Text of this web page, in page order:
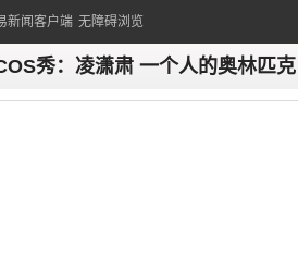
新闻客户端 无障碍浏览
秀：凌潇肃 一个人的奥林匹克